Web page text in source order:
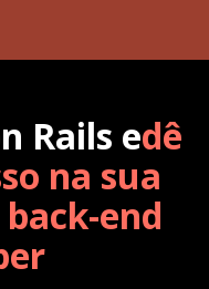
Rails edê
na sua
end